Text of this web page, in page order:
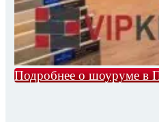
Подробнее о шоуруме в